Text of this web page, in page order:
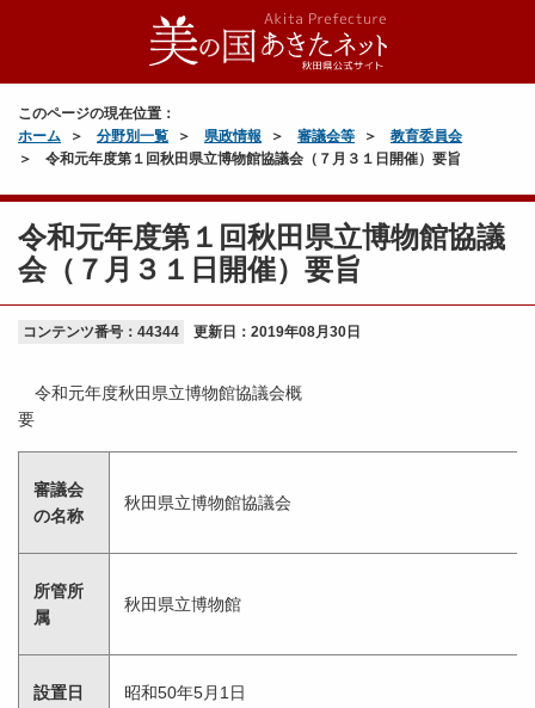
このページの現在位置：
ホーム
分野別一覧 県政情報 審議会等
教育委員会
令和元年度第１回秋田県立博物館協議会（７月３１日開催）要旨
令和元年度第１回秋田県立博物館協議
会（７月３１日開催）要旨
コンテンツ番号：44344 更新日： 2019年08月30日
令和元年度秋田県立博物館協議会概
審議会
の名称
秋田県立博物館協議会
所管所
属
秋田県立博物館
設置日 昭和50年5月1日